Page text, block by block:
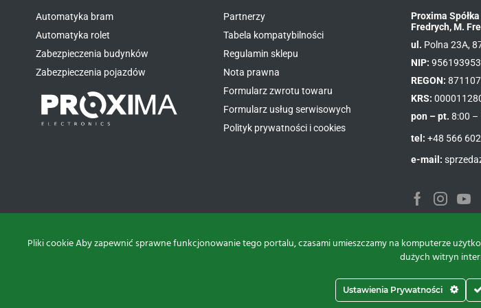
Automatyka bram
Automatyka rolet
Zabezpieczenia budynków
Zabezpieczenia pojazdów
Partnerzy
Tabela kompatybilności
Regulamin sklepu
Nota prawna
Formularz zwrotu towaru
Formularz usług serwisowych
Polityk prywatności i cookies
Proxima
Fredrych, M.
ul. Polna 23A,
NIP:
REGON:
KRS:
pon – pt. 8:00 –
tel: +48 566
e-mail:
Do góry
Pliki cookie Aby zapewnić sprawne funkcjonowanie tego portalu, czasami umieszczamy na komputerze
dużych witryn
Ustawienia Prywatności